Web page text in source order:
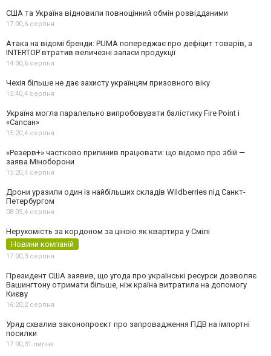
США та Україна відновили повноцінний обмін розвідданими
17:00,6 серпня
Атака на відомі бренди: PUMA попереджає про дефіцит товарів, а
INTERTOP втратив величезні запаси продукції
14:00,6 серпня
Чехія більше не дає захисту українцям призовного віку
15:40,4 серпня
Україна могла паралельно випробовувати балістику Fire Point і
«Сапсан»
15:20,4 серпня
«Резерв+» частково припинив працювати: що відомо про збій —
заява Міноборони
15:20,4 серпня
Дрони уразили один із найбільших складів Wildberries під Санкт-
Петербургом
08:05,4 серпня
Нерухомість за кордоном за ціною як квартира у Смілі
Новини компаній
17:00,3 серпня
Президент США заявив, що угода про українські ресурси дозволяє
Вашингтону отримати більше, ніж країна витратила на допомогу
Києву
16:20,2 серпня
Уряд схвалив законопроєкт про запровадження ПДВ на імпортні
посилки
17:00,31 липня